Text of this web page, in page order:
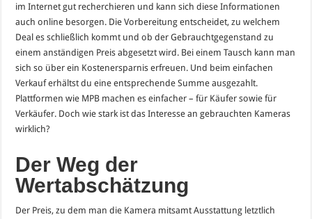
im Internet gut recherchieren und kann sich diese Informationen
auch online besorgen. Die Vorbereitung entscheidet, zu welchem
Deal es schließlich kommt und ob der Gebrauchtgegenstand zu
einem anständigen Preis abgesetzt wird. Bei einem Tausch kann man
sich so über ein Kostenersparnis erfreuen. Und beim einfachen
Verkauf erhältst du eine entsprechende Summe ausgezahlt.
Plattformen wie MPB machen es einfacher – für Käufer sowie für
Verkäufer. Doch wie stark ist das Interesse an gebrauchten Kameras
wirklich?
Der Weg der
Wertabschätzung
Der Preis, zu dem man die Kamera mitsamt Ausstattung letztlich